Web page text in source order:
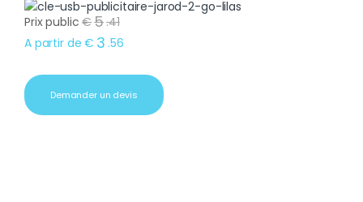
Prix public €5.41
A partir de € 3 .56
Demander un devis